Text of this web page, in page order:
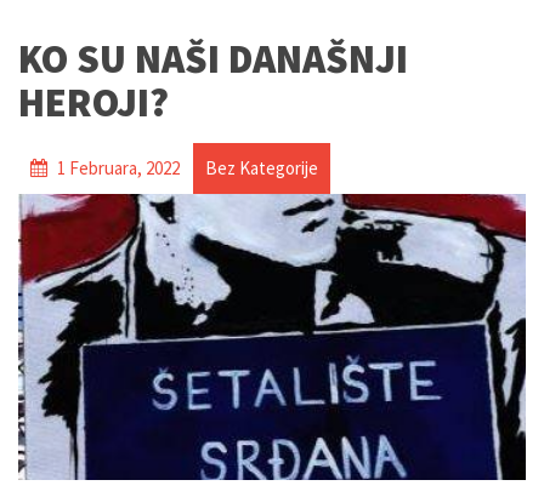
KO SU NAŠI DANAŠNJI
HEROJI?
1 Februara, 2022 Bez Kategorije